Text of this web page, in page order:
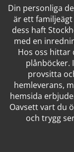
Din personliga
är ett
dess haft
med en
Hos oss hittar
plånböcker.
provsitta
hemleverans,
hemsida
Oavsett vart du
och trygg